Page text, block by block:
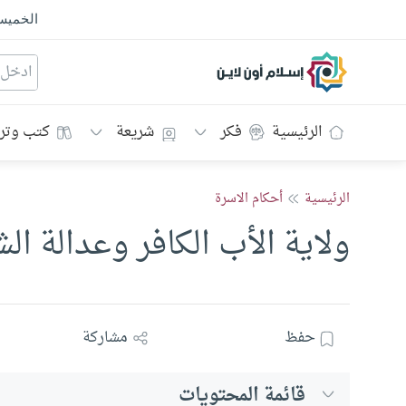
إسلام أون لاين
الرئيسية فكر شريعة كتب
الرئيسية أحكام الاسرة
ولاية الأب الكافر وعدالة
حفظ مشاركة
قائمة المحتويات